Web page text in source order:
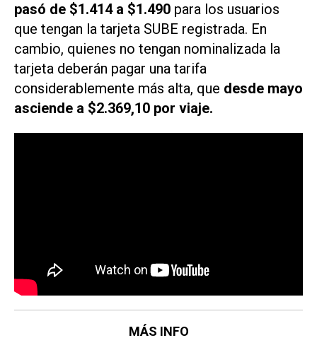
pasó de $1.414 a $1.490 para los usuarios
que tengan la tarjeta SUBE registrada. En
cambio, quienes no tengan nominalizada la
tarjeta deberán pagar una tarifa
considerablemente más alta, que desde mayo
asciende a $2.369,10 por viaje.
MÁS INFO